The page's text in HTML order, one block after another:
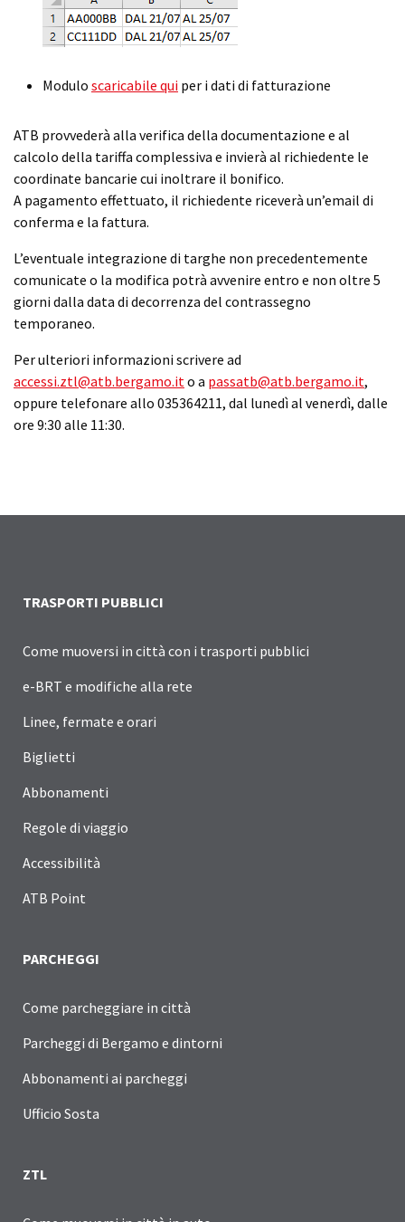
Modulo scaricabile qui per i dati di fatturazione
ATB provvederà alla verifica della documentazione e al
calcolo della tariffa complessiva e invierà al richiedente le
coordinate bancarie cui inoltrare il bonifico.
A pagamento effettuato, il richiedente riceverà un’email di
conferma e la fattura.
L’eventuale integrazione di targhe non precedentemente
comunicate o la modifica potrà avvenire entro e non oltre 5
giorni dalla data di decorrenza del contrassegno
temporaneo.
Per ulteriori informazioni scrivere ad
accessi.ztl@atb.bergamo.ito a passatb@atb.bergamo.it,
oppure telefonare allo 035364211, dal lunedì al venerdì, dalle
ore 9:30 alle 11:30.
TRASPORTI PUBBLICI
Come muoversi in città con i trasporti pubblici
e-BRT e modifiche alla rete
Linee, fermate e orari
Biglietti
Abbonamenti
Regole di viaggio
Accessibilità
ATB Point
PARCHEGGI
Come parcheggiare in città
Parcheggi di Bergamo e dintorni
Abbonamenti ai parcheggi
Ufficio Sosta
ZTL